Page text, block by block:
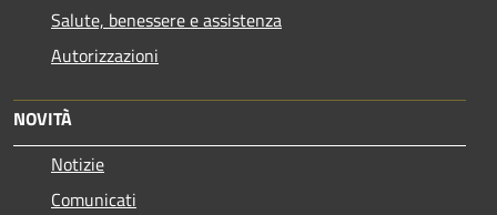
Salute, benessere e assistenza
Autorizzazioni
NOVITÀ
Notizie
Comunicati